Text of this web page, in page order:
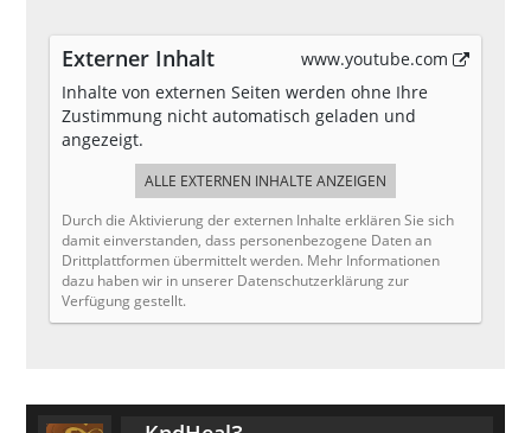
Externer Inhalt
www.youtube.com
Inhalte von externen Seiten werden ohne Ihre
Zustimmung nicht automatisch geladen und
angezeigt.
ALLE EXTERNEN INHALTE ANZEIGEN
Durch die Aktivierung der externen Inhalte erklären Sie sich
damit einverstanden, dass personenbezogene Daten an
Drittplattformen übermittelt werden. Mehr Informationen
dazu haben wir in unserer Datenschutzerklärung zur
Verfügung gestellt.